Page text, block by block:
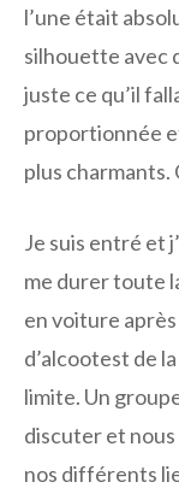
l’une était
silhouette avec
juste ce qu’il
proportionnée
plus charmants.
Je suis entré et
me durer toute
en voiture
d’alcootest de
limite. Un
discuter et
nos différents